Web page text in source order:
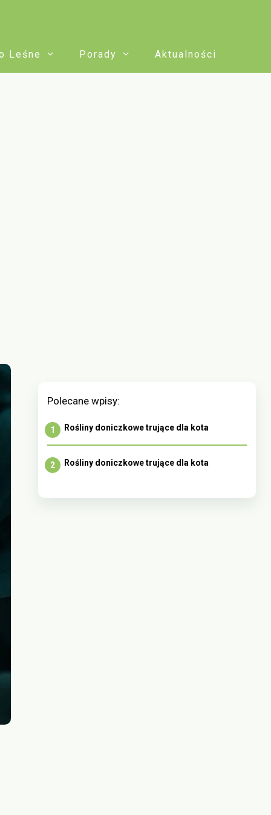
Leśne Porady Aktualności
Polecane wpisy:
Rośliny doniczkowe trujące dla kota
Rośliny doniczkowe trujące dla kota